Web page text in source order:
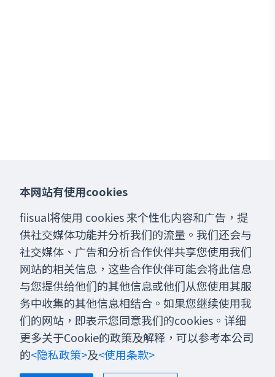
本网站有使用cookies
fiisual将使用 cookies 来个性化内容和广告，提
供社交媒体功能并分析我们的流量。我们还会与
社交媒体、广告和分析合作伙伴共享您使用我们
网站的相关信息，这些合作伙伴可能会将此信息
与您提供给他们的其他信息或他们从您使用其服
务中收集的其他信息相结合。如果您继续使用我
们的网站，即表示您同意我们的cookies。详细
更多关于Cookie的政策及解释，可以参考本公司
的<隐私政策>及<使用条款>